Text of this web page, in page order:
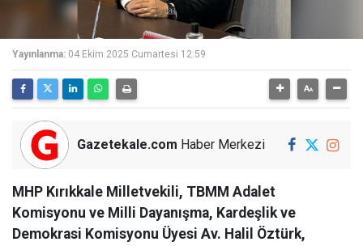
Yayınlanma: 04 Ekim 2025 Cumartesi 12:59
Gazetekale.com Haber Merkezi
MHP Kırıkkale Milletvekili, TBMM Adalet
Komisyonu ve Milli Dayanışma, Kardeşlik ve
Demokrasi Komisyonu Üyesi Av. Halil Öztürk,